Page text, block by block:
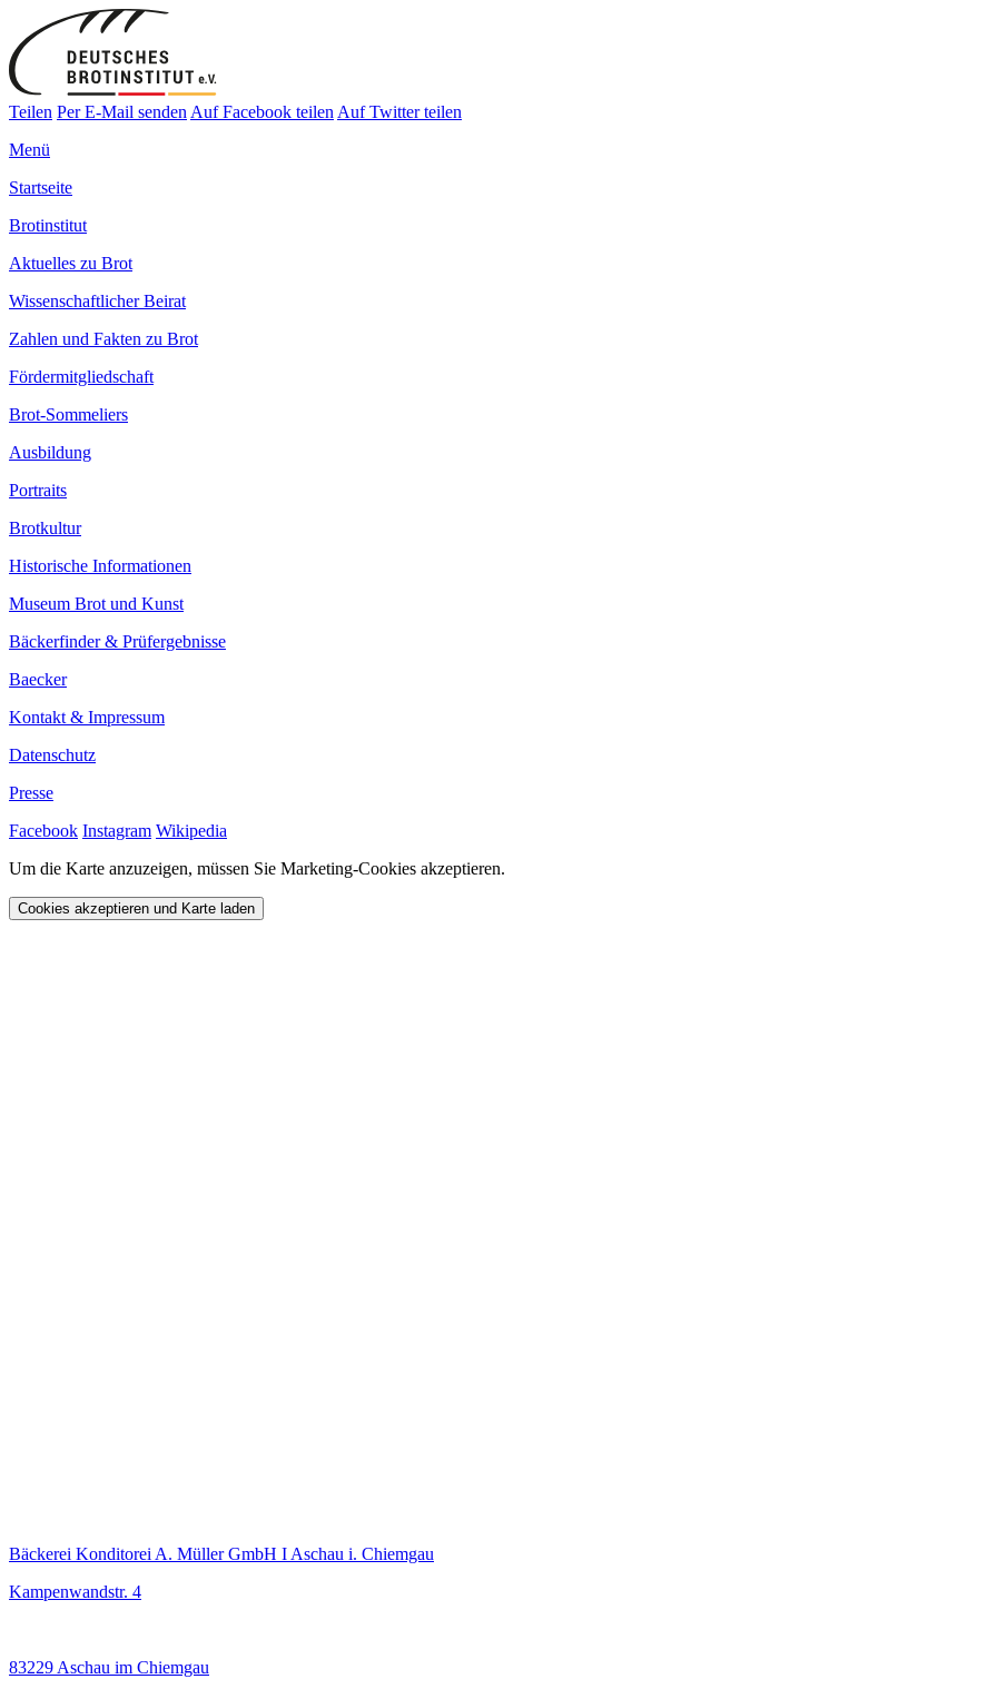
Teilen Per E-Mail senden Auf Facebook teilen Auf Twitter teilen
Menü
Startseite
Brotinstitut
Aktuelles zu Brot
Wissenschaftlicher Beirat
Zahlen und Fakten zu Brot
Fördermitgliedschaft
Brot-Sommeliers
Ausbildung
Portraits
Brotkultur
Historische Informationen
Museum Brot und Kunst
Bäckerfinder & Prüfergebnisse
Baecker
Kontakt & Impressum
Datenschutz
Presse
Facebook Instagram Wikipedia
Um die Karte anzuzeigen, müssen Sie Marketing-Cookies akzeptieren.
Cookies akzeptieren und Karte laden
Bäckerei Konditorei A. Müller GmbH I Aschau i. Chiemgau
Kampenwandstr. 4
83229 Aschau im Chiemgau